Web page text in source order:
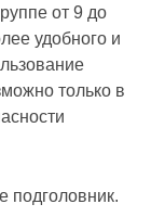
от 9 до
удобного и
только в
подголовник.